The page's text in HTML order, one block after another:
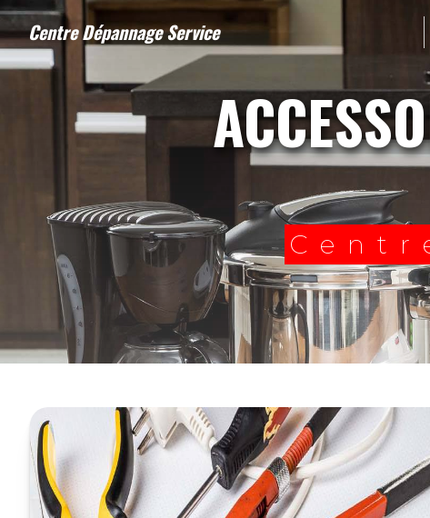
Centre Dépannage Service
ACCESSOIRES ÉLECTROMÉNAGERS
Panneau de gestion des cookies